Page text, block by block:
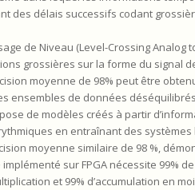
des délais successifs codant
de Niveau (Level-Crossing Analog
grossières sur la forme du signal
moyenne de 98% peut être
ensembles de données
de modèles créés à partir
en entraînant des systèmes
moyenne similaire de 98 %,
sur FPGA nécessite 99%
et 99% d’accumulation en